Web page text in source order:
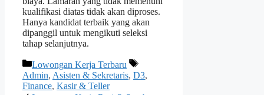
kualifikasi diatas tidak akan diproses.
Hanya kandidat terbaik yang akan
dipanggil untuk mengikuti seleksi
tahap selanjutnya.
Kategori
Lowongan Kerja Terbaru
Tag
Admin, Asisten & Sekretaris, D3,
Finance, Kasir & Teller